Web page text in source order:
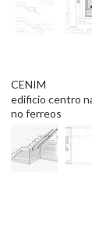
CENIM
edificio centro
no ferreos